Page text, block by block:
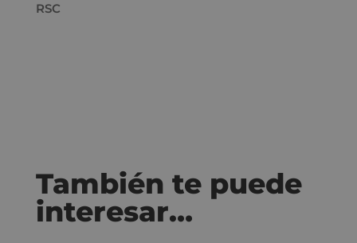
RSC
También te puede
interesar…